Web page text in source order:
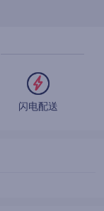
闪电配送